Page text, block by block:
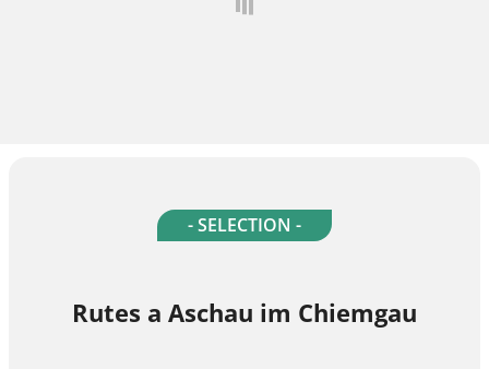
- SELECTION -
Rutes a Aschau im Chiemgau